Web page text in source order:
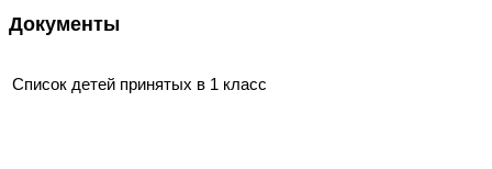
Документы
Список детей принятых в 1 класс